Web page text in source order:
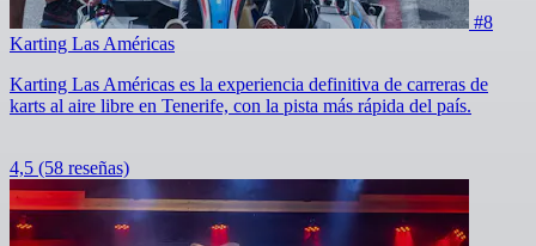
#8
Karting Las Américas
Karting Las Américas es la experiencia definitiva de carreras de
karts al aire libre en Tenerife, con la pista más rápida del país.
4,5 (58 reseñas)